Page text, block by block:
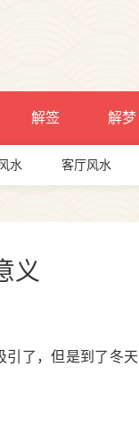
解签 解梦
水 客厅风水
义
引了，但是到了冬天